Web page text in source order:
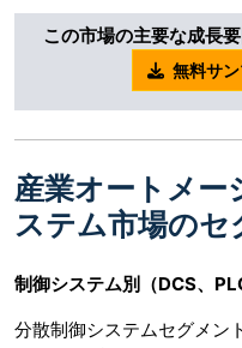
この市場の主要な成長
無料サ
産業オートメー
ステム市場のセ
制御システム別（DCS、
分散制御システムセグメン